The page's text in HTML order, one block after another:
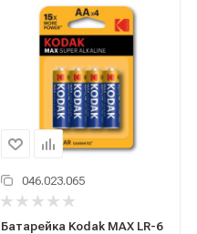
046.023.065
Батарейка Kodak MAX LR-6